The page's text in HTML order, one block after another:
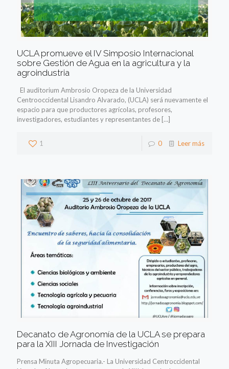
UCLA promueve el IV Simposio Internacional
sobre Gestión de Agua en la agricultura y la
agroindustria
El auditorium Ambrosio Oropeza de la Universidad
Centrooccidental Lisandro Alvarado, (UCLA) será nuevamente el
espacio para que productores agrícolas, profesores,
investigadores, estudiantes y representantes de […]
1 0 Leer más
Decanato de Agronomía de la UCLA se prepara
para la XIII Jornada de Investigación
Prensa Minuta Agropecuaria.- La Universidad Centroccidental